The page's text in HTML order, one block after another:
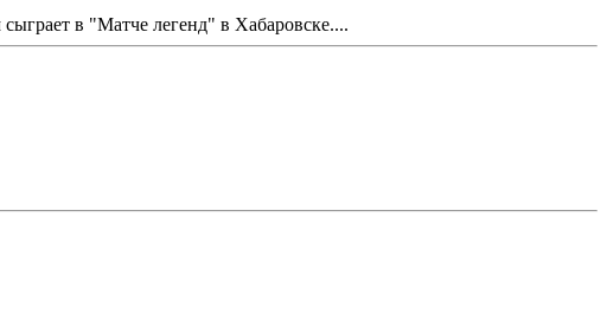
в "Матче легенд" в Хабаровске....